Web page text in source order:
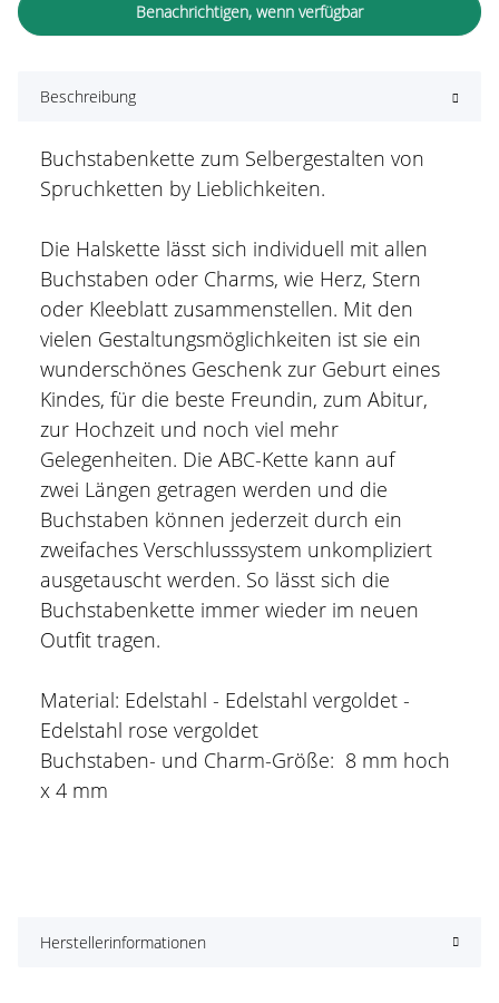
Benachrichtigen, wenn verfügbar
Beschreibung
Buchstabenkette zum Selbergestalten von
Spruchketten by Lieblichkeiten.
Die Halskette lässt sich individuell mit allen
Buchstaben oder Charms, wie Herz, Stern
oder Kleeblatt zusammenstellen. Mit den
vielen Gestaltungsmöglichkeiten ist sie ein
wunderschönes Geschenk zur Geburt eines
Kindes, für die beste Freundin, zum Abitur,
zur Hochzeit und noch viel mehr
Gelegenheiten. Die ABC-Kette kann auf
zwei Längen getragen werden und die
Buchstaben können jederzeit durch ein
zweifaches Verschlusssystem unkompliziert
ausgetauscht werden. So lässt sich die
Buchstabenkette immer wieder im neuen
Outfit tragen.
Material: Edelstahl - Edelstahl vergoldet -
Edelstahl rose vergoldet
Buchstaben- und Charm-Größe: 8 mm hoch
x 4 mm
Herstellerinformationen